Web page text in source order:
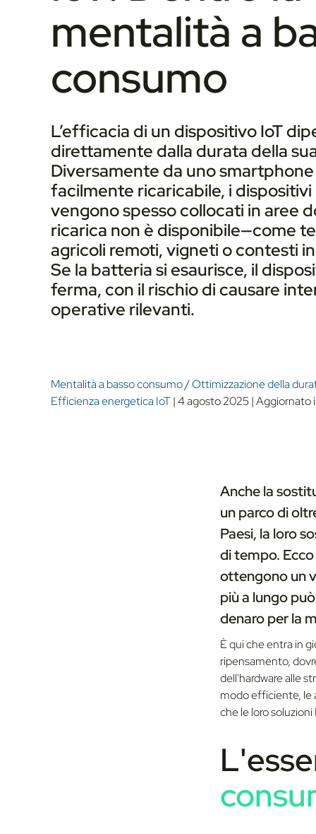
mentalità a
consumo
L’efficacia di un dispositivo IoT
direttamente dalla durata della
Diversamente da uno smartphone
facilmente ricaricabile, i dispositivi
vengono spesso collocati in aree
ricarica non è disponibile—come
agricoli remoti, vigneti o contesti
Se la batteria si esaurisce, il
ferma, con il rischio di causare
operative rilevanti.
Mentalità a basso consumo/Ottimizzazione della
Efficienza energetica IoT|4 agosto 2025|Aggiornato
Anche la
un parco di
Paesi, la loro
di tempo.
ottengono un
più a lungo
denaro per la
È qui che entra in
ripensamento,
dell'hardware alle
modo efficiente, le
che le loro